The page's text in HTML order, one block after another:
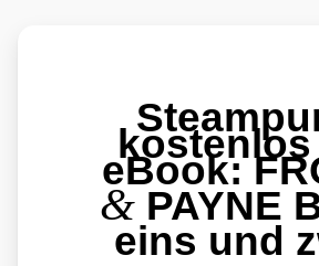
kostenlos
eBook:
&PAYNE
eins und